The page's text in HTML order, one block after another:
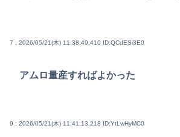
7 : 2026/05/21(木) 11:38:49.410 ID:QCdESi3E0
アムロ量産すればよかった
9 : 2026/05/21(木) 11:41:13.218 ID:YtLwHyMC0